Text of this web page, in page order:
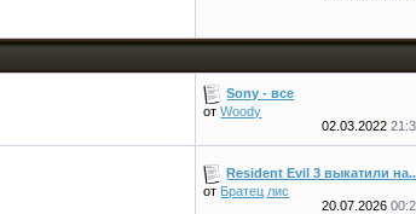
Sony - все
отWoody
02.03.2022
Resident Evil 3 выкатили
от Братец лис
20.07.2026